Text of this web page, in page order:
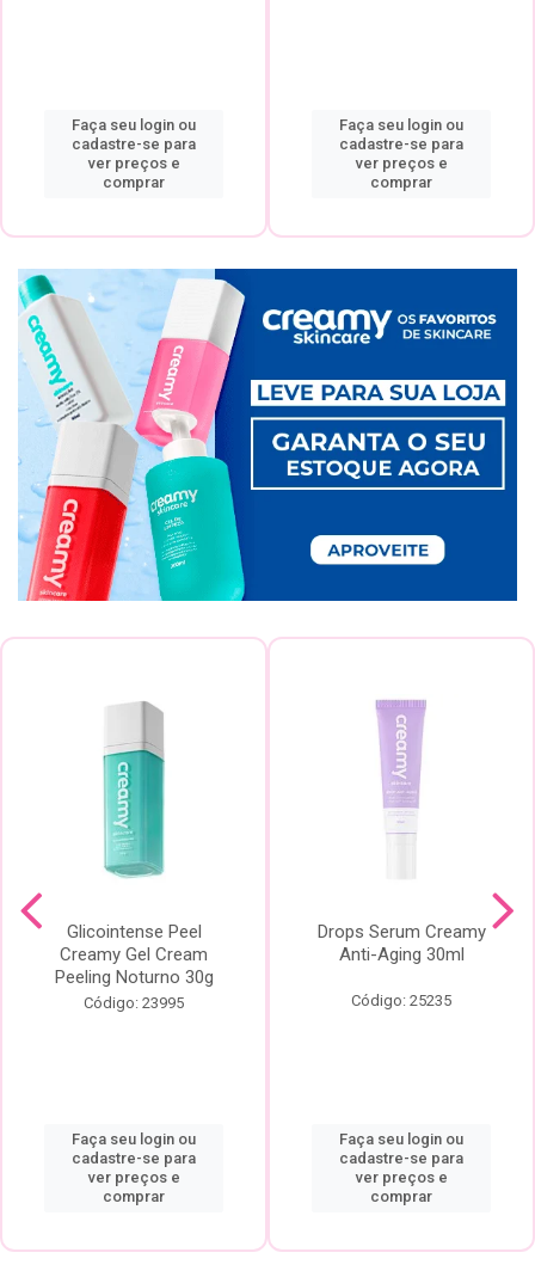
Faça seu login ou
cadastre-se para
ver preços e
comprar
Faça seu login ou
cadastre-se para
ver preços e
comprar
Glicointense Peel
Creamy Gel Cream
Peeling Noturno 30g
Código: 23995
Faça seu login ou
cadastre-se para
ver preços e
comprar
Drops Serum Creamy
Anti-Aging 30ml
Código: 25235
Faça seu login ou
cadastre-se para
ver preços e
comprar